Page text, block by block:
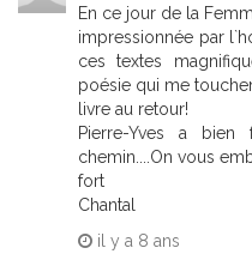
En ce jour de la
impressionnée par
ces textes
poésie qui me
livre au retour!
Pierre-Yves a
chemin....On vous
fort
Chantal
il y a 8 ans